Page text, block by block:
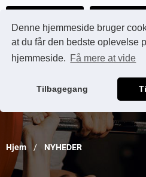
Denne hjemmeside bruger
at du får den bedste oplevelse
hjemmeside. Få mere at vide
Tilbagegang
Få et
Hjem NYHEDER